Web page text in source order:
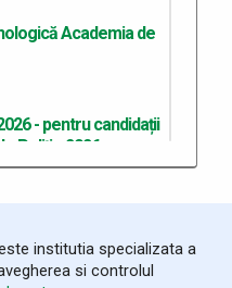
Academia de
- pentru candidații
Poliție 2026
2026
institutia specializata a
si controlul